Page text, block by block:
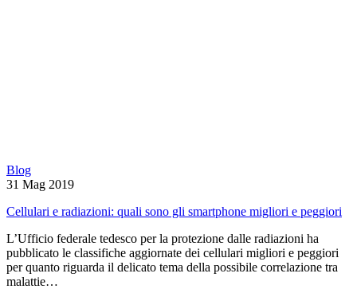
Blog
31 Mag 2019
Cellulari e radiazioni: quali sono gli smartphone migliori e peggiori
L’Ufficio federale tedesco per la protezione dalle radiazioni ha
pubblicato le classifiche aggiornate dei cellulari migliori e peggiori
per quanto riguarda il delicato tema della possibile correlazione tra
malattie…